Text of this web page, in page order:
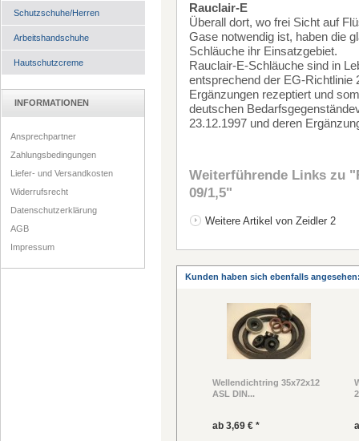
Schutzschuhe/Herren
Arbeitshandschuhe
Hautschutzcreme
INFORMATIONEN
Ansprechpartner
Zahlungsbedingungen
Liefer- und Versandkosten
Widerrufsrecht
Datenschutzerklärung
AGB
Impressum
Rauclair-E
Überall dort, wo frei Sicht auf
Gase notwendig ist, haben die
Schläuche ihr Einsatzgebiet.
Rauclair-E-Schläuche sind in
entsprechend der EG-Richtlinie
Ergänzungen rezeptiert und
deutschen
23.12.1997 und deren
Weiterführende Links zu
09/1,5"
Weitere Artikel von Zeidler 2
Kunden haben sich ebenfalls
Wellendichtring 35x72x12
ASL DIN...
ab 3,69 € *